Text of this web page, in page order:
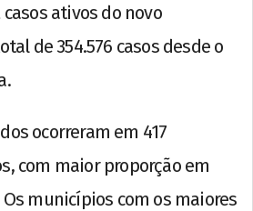
ativos do novo
de 354.576 casos desde o
ocorreram em 417
com maior proporção em
Os municípios com os maiores